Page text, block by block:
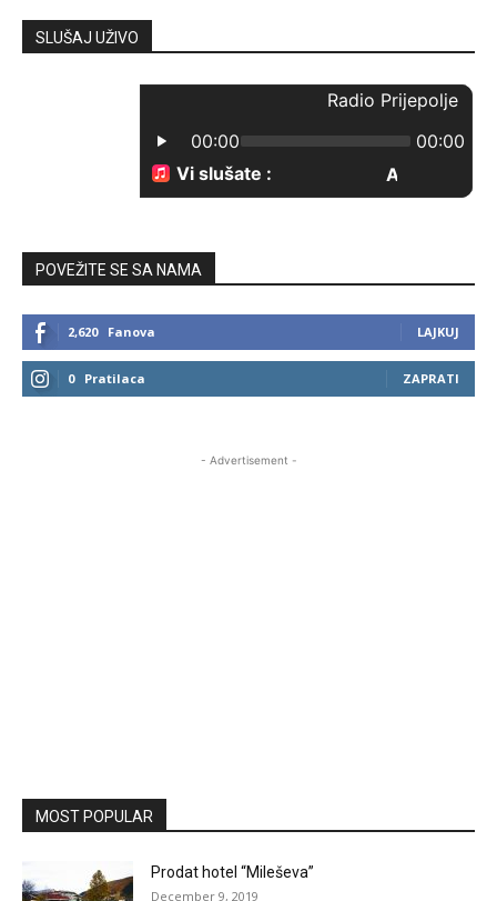
SLUŠAJ UŽIVO
POVEŽITE SE SA NAMA
2,620 Fanova LAJKUJ
0 Pratilaca ZAPRATI
- Advertisement -
MOST POPULAR
Prodat hotel “Mileševa”
December 9, 2019